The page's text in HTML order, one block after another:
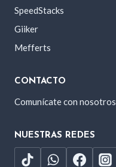
SpeedStacks
Giiker
Mefferts
CONTACTO
Comunícate con nosotros
NUESTRAS REDES